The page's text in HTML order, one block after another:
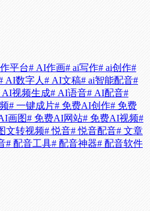
平台# AI作画# ai写作# ai创作#
AI数字人 # AI文稿# ai智能配音#
AI视频生成# AI语音# AI配音#
# 一键成片# 免费AI创作# 免费
画图# 免费AI网站# 免费AI视频#
文转视频# 悦音# 悦音配音# 文章
# 配音工具# 配音神器# 配音软件